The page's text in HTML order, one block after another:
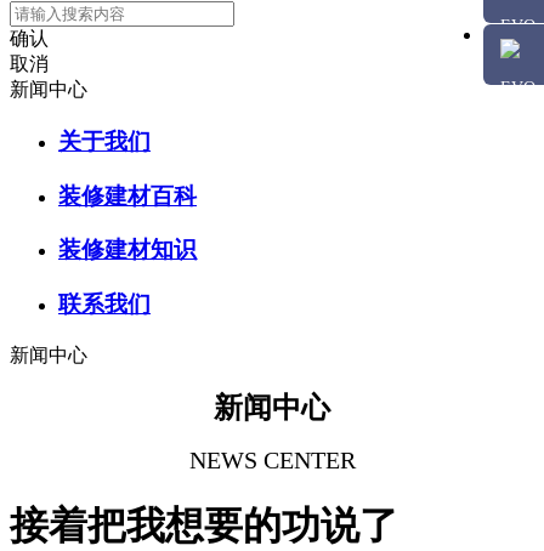
确认
取消
新闻中心
关于我们
装修建材百科
装修建材知识
联系我们
新闻中心
新闻中心
NEWS CENTER
接着把我想要的功说了